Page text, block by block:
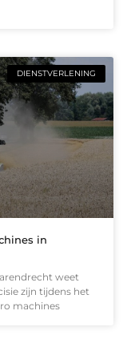
DIENSTVERLENING
in
weet
zijn tijdens het
machines